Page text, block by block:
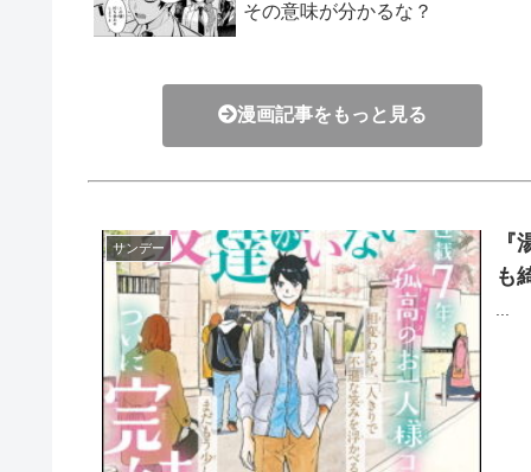
その意味が分かるな？
漫画記事をもっと見る
サンデー
も
...